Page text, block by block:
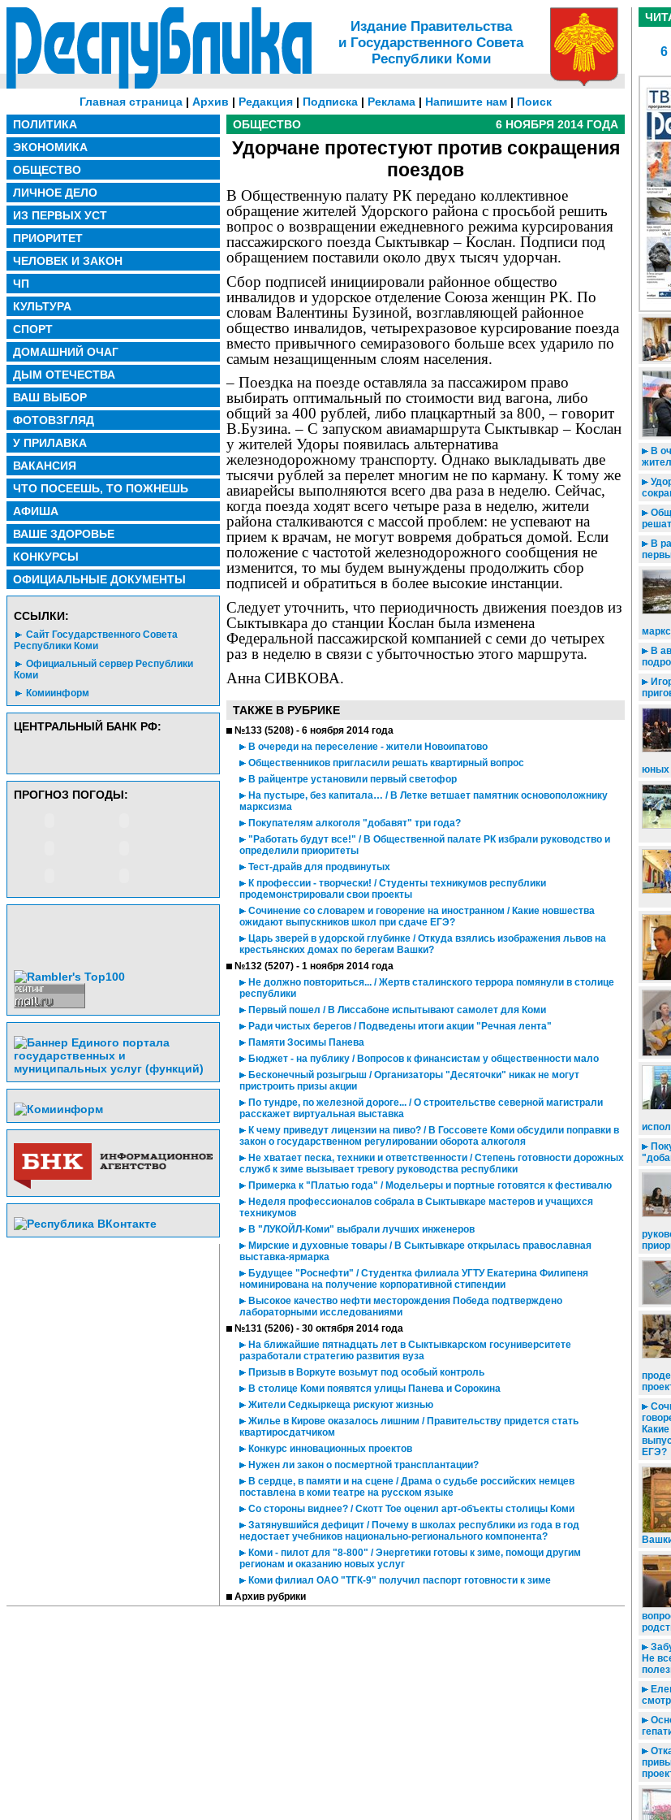
Издание Правительства
и Государственного Совета
Республики Коми
Главная страница | Архив | Редакция | Подписка | Реклама | Напишите нам | Поиск
ПОЛИТИКА
ЭКОНОМИКА
ОБЩЕСТВО
ЛИЧНОЕ ДЕЛО
ИЗ ПЕРВЫХ УСТ
ПРИОРИТЕТ
ЧЕЛОВЕК И ЗАКОН
ЧП
КУЛЬТУРА
СПОРТ
ДОМАШНИЙ ОЧАГ
ДЫМ ОТЕЧЕСТВА
ВАШ ВЫБОР
ФОТОВЗГЛЯД
У ПРИЛАВКА
ВАКАНСИЯ
ЧТО ПОСЕЕШЬ, ТО ПОЖНЕШЬ
АФИША
ВАШЕ ЗДОРОВЬЕ
КОНКУРСЫ
ОФИЦИАЛЬНЫЕ ДОКУМЕНТЫ
CСЫЛКИ:
Сайт Государственного Совета
Республики Коми
Официальный сервер Республики
Коми
Комиинформ
ЦЕНТРАЛЬНЫЙ БАНК РФ:
ПРОГНОЗ ПОГОДЫ:
ОБЩЕСТВО 6 НОЯБРЯ 2014 ГОДА
Удорчане протестуют против сокращения
поездов
В Общественную палату РК передано коллективное
обращение жителей Удорского района с просьбой решить
вопрос о возвращении ежедневного режима курсирования
пассажирского поезда Сыктывкар – Кослан. Подписи под
обращением поставили около двух тысяч удорчан.
Сбор подписей инициировали районное общество
инвалидов и удорское отделение Союза женщин РК. По
словам Валентины Бузиной, возглавляющей районное
общество инвалидов, четырехразовое курсирование поезда
вместо привычного семиразового больше всех ударило по
самым незащищенным слоям населения.
– Поездка на поезде оставляла за пассажиром право
выбирать оптимальный по стоимости вид вагона, либо
общий за 400 рублей, либо плацкартный за 800, – говорит
В.Бузина. – С запуском авиамаршрута Сыктывкар – Кослан
у жителей Удоры появилась альтернатива
железнодорожному транспорту. Однако выкладывать две
тысячи рублей за перелет многим не по карману. К тому же
авиарейсы выполняются всего два раза в неделю. Сейчас,
когда поезда ходят всего четыре раза в неделю, жители
района сталкиваются с массой проблем: не успевают на
прием к врачам, не могут вовремя добраться домой. Если
положение с частотой железнодорожного сообщения не
изменится, то мы будем вынуждены продолжить сбор
подписей и обратиться в более высокие инстанции.
Следует уточнить, что периодичность движения поездов из
Сыктывкара до станции Кослан была изменена
Федеральной пассажирской компанией с семи до четырех
раз в неделю в связи с убыточностью этого маршрута.
Анна СИВКОВА.
ТАКЖЕ В РУБРИКЕ
№133 (5208) - 6 ноября 2014 года
В очереди на переселение - жители Новоипатово
Общественников пригласили решать квартирный вопрос
В райцентре установили первый светофор
На пустыре, без капитала… / В Летке ветшает памятник основоположнику
марксизма
Покупателям алкоголя "добавят" три года?
"Работать будут все!" / В Общественной палате РК избрали руководство и
определили приоритеты
Тест-драйв для продвинутых
К профессии - творчески! / Студенты техникумов республики
продемонстрировали свои проекты
Сочинение со словарем и говорение на иностранном / Какие новшества
ожидают выпускников школ при сдаче ЕГЭ?
Царь зверей в удорской глубинке / Откуда взялись изображения львов на
крестьянских домах по берегам Вашки?
№132 (5207) - 1 ноября 2014 года
Не должно повториться... / Жертв сталинского террора помянули в столице
республики
Первый пошел / В Лиссабоне испытывают самолет для Коми
Ради чистых берегов / Подведены итоги акции "Речная лента"
Памяти Зосимы Панева
Бюджет - на публику / Вопросов к финансистам у общественности мало
Бесконечный розыгрыш / Организаторы "Десяточки" никак не могут
пристроить призы акции
По тундре, по железной дороге... / О строительстве северной магистрали
расскажет виртуальная выставка
К чему приведут лицензии на пиво? / В Госсовете Коми обсудили поправки в
закон о государственном регулировании оборота алкоголя
Не хватает песка, техники и ответственности / Степень готовности дорожных
служб к зиме вызывает тревогу руководства республики
Примерка к "Платью года" / Модельеры и портные готовятся к фестивалю
Неделя профессионалов собрала в Сыктывкаре мастеров и учащихся
техникумов
В "ЛУКОЙЛ-Коми" выбрали лучших инженеров
Мирские и духовные товары / В Сыктывкаре открылась православная
выставка-ярмарка
Будущее "Роснефти" / Студентка филиала УГТУ Екатерина Филипеня
номинирована на получение корпоративной стипендии
Высокое качество нефти месторождения Победа подтверждено
лабораторными исследованиями
№131 (5206) - 30 октября 2014 года
На ближайшие пятнадцать лет в Сыктывкарском госуниверситете
разработали стратегию развития вуза
Призыв в Воркуте возьмут под особый контроль
В столице Коми появятся улицы Панева и Сорокина
Жители Седкыркеща рискуют жизнью
Жилье в Кирове оказалось лишним / Правительству придется стать
квартиросдатчиком
Конкурс инновационных проектов
Нужен ли закон о посмертной трансплантации?
В сердце, в памяти и на сцене / Драма о судьбе российских немцев
поставлена в коми театре на русском языке
Со стороны виднее? / Скотт Тое оценил арт-объекты столицы Коми
Затянувшийся дефицит / Почему в школах республики из года в год
недостает учебников национально-регионального компонента?
Коми - пилот для "8-800" / Энергетики готовы к зиме, помощи другим
регионам и оказанию новых услуг
Коми филиал ОАО "ТГК-9" получил паспорт готовности к зиме
Архив рубрики
6
В
В
В
юных
ЕГЭ?
Не